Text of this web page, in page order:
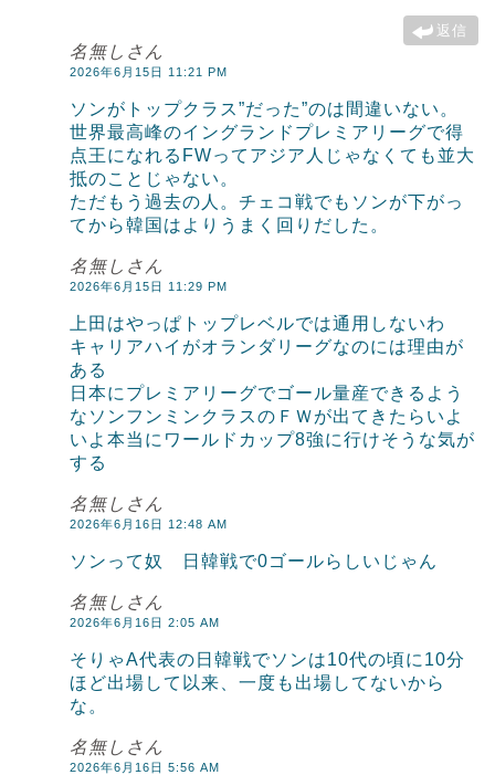
返信
名無しさん
2026年6月15日 11:21 PM
ソンがトップクラス”だった”のは間違いない。
世界最高峰のイングランドプレミアリーグで得
点王になれるFWってアジア人じゃなくても並大
抵のことじゃない。
ただもう過去の人。チェコ戦でもソンが下がっ
てから韓国はよりうまく回りだした。
名無しさん
2026年6月15日 11:29 PM
上田はやっぱトップレベルでは通用しないわ
キャリアハイがオランダリーグなのには理由が
ある
日本にプレミアリーグでゴール量産できるよう
なソンフンミンクラスのＦＷが出てきたらいよ
いよ本当にワールドカップ8強に行けそうな気が
する
名無しさん
2026年6月16日 12:48 AM
ソンって奴 日韓戦で0ゴールらしいじゃん
名無しさん
2026年6月16日 2:05 AM
そりゃA代表の日韓戦でソンは10代の頃に10分
ほど出場して以来、一度も出場してないから
な。
名無しさん
2026年6月16日 5:56 AM